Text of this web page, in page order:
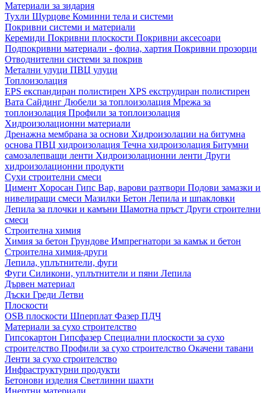
Материали за зидария
Тухли Щурцове Коминни тела и системи
Покривни системи и материали
Керемиди Покривни плоскости Покривни аксесоари
Подпокривни материали - фолиа, хартия Покривни прозорци
Отводнителни системи за покрив
Метални улуци ПВЦ улуци
Топлоизолация
EPS експандиран полистирен XPS екструдиран полистирен
Вата Сайдинг Дюбели за топлоизолация Мрежа за
топлоизолация Профили за топлоизолация
Хидроизолационни материали
Дренажна мембрана за основи Хидроизолации на битумна
основа ПВЦ хидроизолация Течна хидроизолация Битумни
самозалепващи ленти Хидроизолационни ленти Други
хидроизолационни продукти
Сухи строителни смеси
Цимент Хоросан Гипс Вар, варови разтвори Подови замазки и
нивелиращи смеси Мазилки Бетон Лепила и шпакловки
Лепила за плочки и камъни Шамотна пръст Други строителни
смеси
Строителна химия
Химия за бетон Грундове Импрегнатори за камък и бетон
Строителна химия-други
Лепила, уплътнители, фуги
Фуги Силикони, уплътнители и пяни Лепила
Дървен материал
Дъски Греди Летви
Плоскости
OSB плоскости Шперплат Фазер ПДЧ
Материали за сухо строителство
Гипсокартон Гипсфазер Специални плоскости за сухо
строителство Профили за сухо строителство Окачени тавани
Ленти за сухо строителство
Инфраструктурни продукти
Бетонови изделия Светлинни шахти